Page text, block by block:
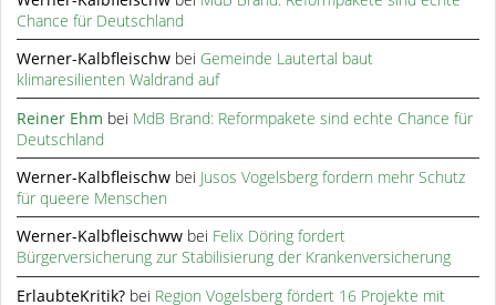
Chance für Deutschland
Werner-Kalbfleischw bei Gemeinde Lautertal baut
klimaresilienten Waldrand auf
Reiner Ehm bei MdB Brand: Reformpakete sind echte Chance für
Deutschland
Werner-Kalbfleischw bei Jusos Vogelsberg fordern mehr Schutz
für queere Menschen
Werner-Kalbfleischww bei Felix Döring fordert
Bürgerversicherung zur Stabilisierung der Krankenversicherung
ErlaubteKritik? bei Region Vogelsberg fördert 16 Projekte mit